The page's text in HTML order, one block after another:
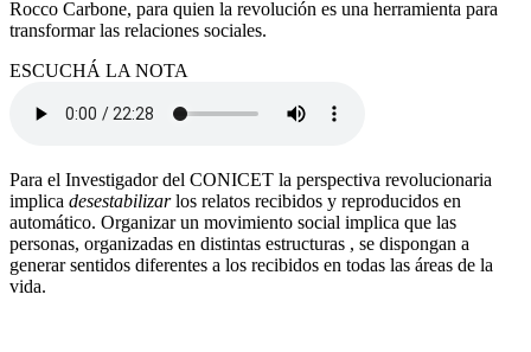
Rocco Carbone, para quien la revolución es una herramienta para
transformar las relaciones sociales.
ESCUCHÁ LA NOTA
Para el Investigador del CONICET la perspectiva revolucionaria
implica desestabilizarlos relatos recibidos y reproducidos en
automático. Organizar un movimiento social implica que las
personas, organizadas en distintas estructuras , se dispongan a
generar sentidos diferentes a los recibidos en todas las áreas de la
vida.